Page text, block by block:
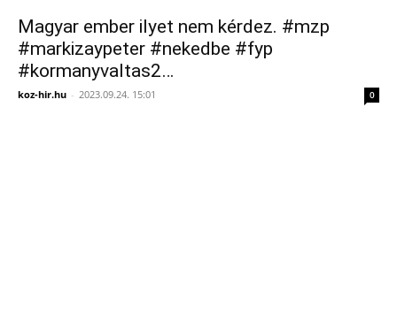
Magyar ember ilyet nem kérdez. #mzp
#markizaypeter #nekedbe #fyp
#kormanyvaltas2…
koz-hir.hu - 2023.09.24. 15:01 0